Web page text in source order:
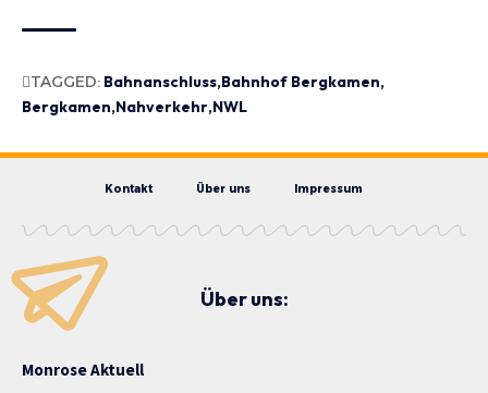
TAGGED: Bahnanschluss Bahnhof Bergkamen
Bergkamen Nahverkehr NWL
Kontakt Über uns Impressum
Über uns:
Monrose Aktuell